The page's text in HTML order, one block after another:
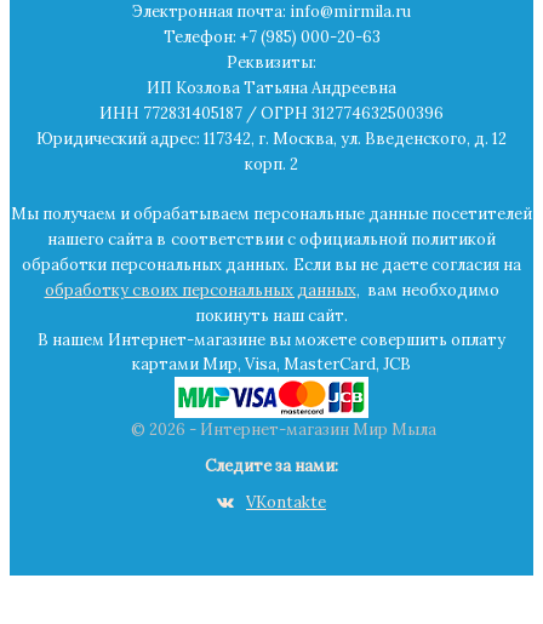
Электронная почта: info@mirmila.ru
Телефон: +7 (985) 000-20-63
Реквизиты:
ИП Козлова Татьяна Андреевна
ИНН 772831405187 / ОГРН 312774632500396
Юридический адрес: 117342, г. Москва, ул. Введенского, д. 12
корп. 2
Мы получаем и обрабатываем персональные данные посетителей
нашего сайта в соответствии с официальной политикой
обработки персональных данных. Если вы не даете согласия на
обработку своих персональных данных, вам необходимо
покинуть наш сайт.
В нашем Интернет-магазине вы можете совершить оплату
картами Мир, Visa, MasterCard, JCB
© 2026 - Интернет-магазин Мир Мыла
Следите за нами:
VKontakte